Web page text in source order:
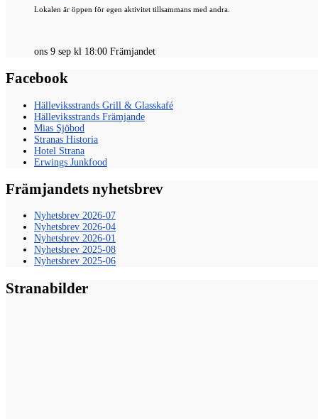
Lokalen är öppen för egen aktivitet tillsammans med andra.
ons 9 sep kl 18:00 Främjandet
Facebook
Hälleviksstrands Grill & Glasskafé
Hälleviksstrands Främjande
Mias Sjöbod
Stranas Historia
Hotel Strana
Erwings Junkfood
Främjandets nyhetsbrev
Nyhetsbrev 2026-07
Nyhetsbrev 2026-04
Nyhetsbrev 2026-01
Nyhetsbrev 2025-08
Nyhetsbrev 2025-06
Stranabilder